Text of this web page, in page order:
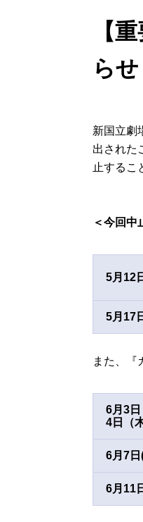
オペラ
【
らせ
新国立劇
出された
止するこ
＜今回中
5月12
5月17
また、『
6月 3
4 日（
6月7日
6月11